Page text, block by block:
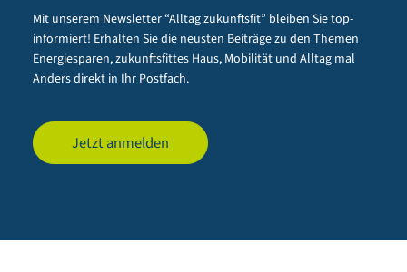
Mit unserem Newsletter “Alltag zukunftsfit” bleiben Sie top-
informiert! Erhalten Sie die neusten Beiträge zu den Themen
Energiesparen, zukunftsfittes Haus, Mobilität und Alltag mal
Anders direkt in Ihr Postfach.
Jetzt anmelden